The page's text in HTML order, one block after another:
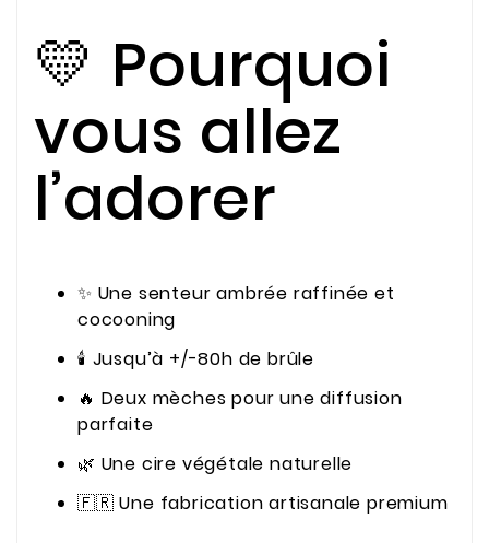
💛 Pourquoi
vous allez
l’adorer
✨ Une senteur ambrée raffinée et
cocooning
🕯️ Jusqu’à +/-80h de brûle
🔥 Deux mèches pour une diffusion
parfaite
🌿 Une cire végétale naturelle
🇫🇷 Une fabrication artisanale premium